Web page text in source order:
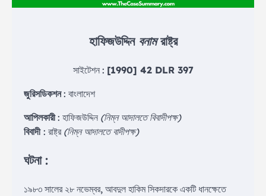
হাফিজউদ্দিন বনামরাষ্ট্র
সাইটেশন : [1990] 42 DLR 397
জুরিসডিকশন: বাংলাদেশ
আপিলকারী: হাফিজউদ্দিন (নিম্ন আদালতে বিবাদীপক্ষ)
বিবাদী : রাষ্ট্র (নিম্ন আদালতে বাদীপক্ষ)
ঘটনা :
১৯৮৩ সালের ২৮ নভেম্বর, আবদুল হাকিম সিকদারকে একটি ধানক্ষেতে